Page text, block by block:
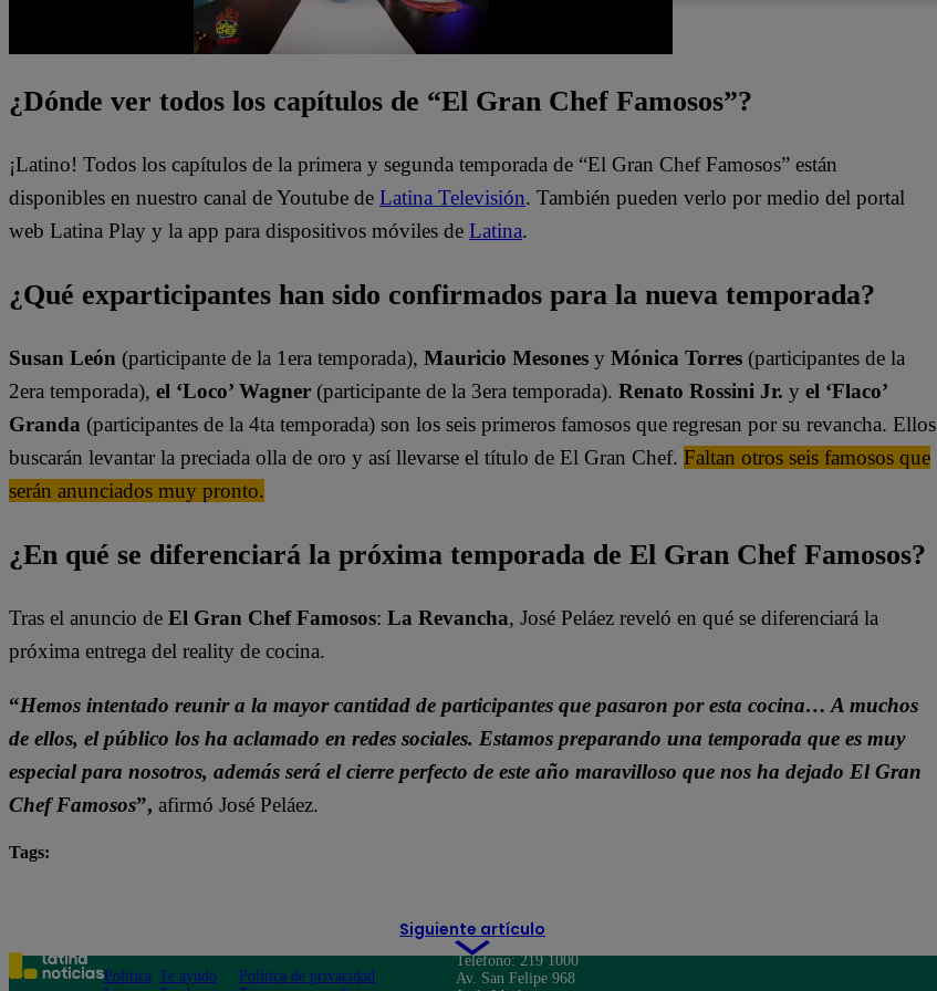
¿Dónde ver todos los capítulos de “El Gran Chef Famosos”?
¡Latino! Todos los capítulos de la primera y segunda temporada de “El Gran Chef Famosos” están
disponibles en nuestro canal de Youtube de Latina Televisión. También pueden verlo por medio del portal
web Latina Play y la app para dispositivos móviles de Latina.
¿Qué exparticipantes han sido confirmados para la nueva temporada?
Susan León (participante de la 1era temporada), Mauricio Mesones y Mónica Torres (participantes de la
2era temporada), el ‘Loco’ Wagner (participante de la 3era temporada). Renato Rossini Jr. y el ‘Flaco’
Granda (participantes de la 4ta temporada) son los seis primeros famosos que regresan por su revancha. Ellos
buscarán levantar la preciada olla de oro y así llevarse el título de El Gran Chef. Faltan otros seis famosos que
serán anunciados muy pronto.
¿En qué se diferenciará la próxima temporada de El Gran Chef Famosos?
Tras el anuncio de El Gran Chef Famosos: La Revancha, José Peláez reveló en qué se diferenciará la
próxima entrega del reality de cocina.
“Hemos intentado reunir a la mayor cantidad de participantes que pasaron por esta cocina… A muchos
de ellos, el público los ha aclamado en redes sociales. Estamos preparando una temporada que es muy
especial para nosotros, además será el cierre perfecto de este año maravilloso que nos ha dejado El Gran
Chef Famosos”, afirmó José Peláez.
Tags:
Siguiente artículo
Política Te ayudo
Política de privacidad
Teléfono: 219 1000
Av. San Felipe 968